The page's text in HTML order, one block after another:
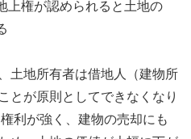
上権が認められると土地の
土地所有者は借地人（建物所
とが原則としてできなくなり
利が強く、建物の売却にも